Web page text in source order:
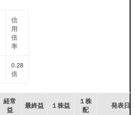
信
用
倍
率
0.28
倍
経常
益
最終益 １株益
１株
配
発表日